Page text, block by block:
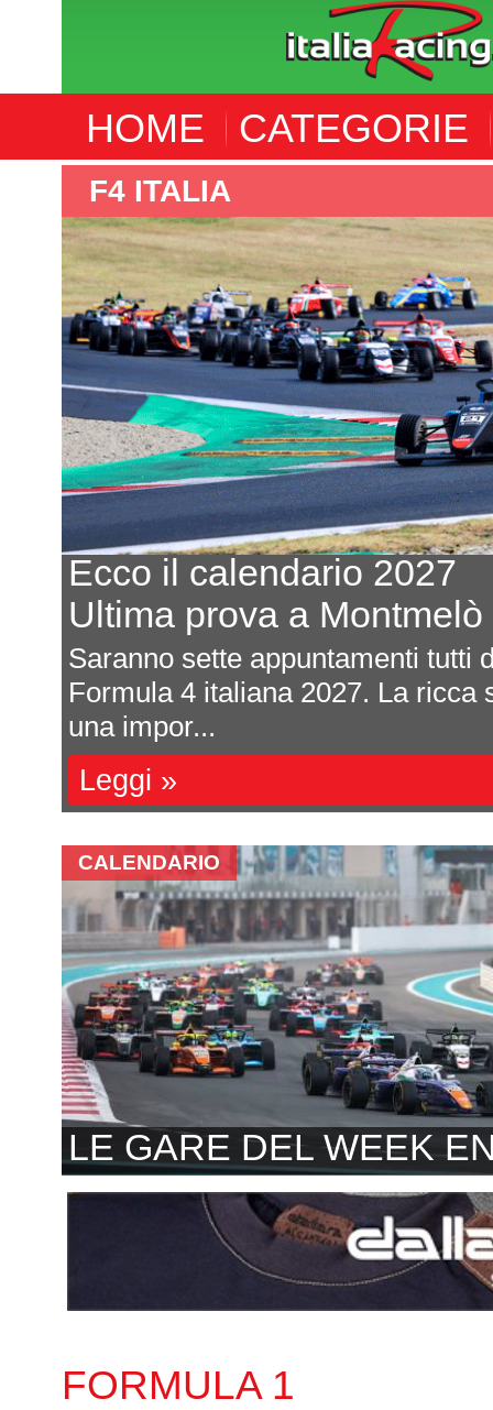
HOME CATEGORIE
F4 ITALIA
Ecco il calendario 2027
Ultima prova a Montmelò
Saranno sette appuntamenti tutti
Formula 4 italiana 2027. La ricca
una impor...
Leggi »
CALENDARIO
LE GARE DEL WEEK
FORMULA 1